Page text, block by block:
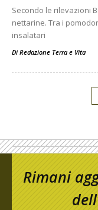
Secondo le rilevazioni
nettarine. Tra i
insalatari
Di Redazione Terra e Vita
Rimani